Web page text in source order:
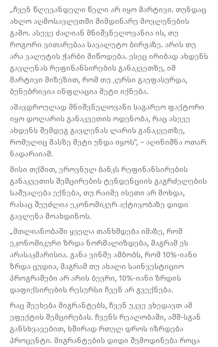
„ჩვენ წლევანდელი წელი არ იყო მარტივი. თუნდაც
ახლო აღმოსავლეთში მიმდინარე მოვლენების
გამო. ასევე ძალიან მნიშვნელოვანია ის, თუ
როგორი ვითარებაა სავალუტო ბირჟაზე. არის თუ
არა ვალუტის ჭარბი მიწოდება. ესეც ირიბად ახდენს
გავლენას რეფინანსირების განაკვეთზე, იმ
მარტივი მიზეზით, რომ თუ კურსი გაუფასურდა,
ბუნებრივია ინფლაცია მეტი იქნება.
ამავდროულად მნიშვნელოვანი საგარეო ფაქტორი
იყო დოლარის განაკვეთის ოდენობა, რაც ასევე
ახდენს შემდეგ გავლენას ლარის განაკვეთზე,
რომელიც მასზე მეტი უნდა იყოს“, – აღინიშნა ოთარ
ნადარაიამ.
მისი თქმით, ეროვნულ ბანკს რეფინანსირების
განაკვეთის შემცირების ტენდენციის გაგრძელების
საშუალება ექნება, თუ რაიმე ისეთი არ მოხდა,
რასაც შეუძლია ეკონომიკურ აქტივობაზე დიდი
გავლენა მოახდინოს.
„მთლიანობაში ყველა თანხმდება იმაზე, რომ
ეკონომიკური ზრდა ნორმალიზდება, მაგრამ ეს
არასაკმარისია. განა ვინმე ამბობს, რომ 10%-იანი
ზრდა ცუდია, მაგრამ თუ ახალი საინვესტიციო
პროგრამები არ არის ბევრი, 10%-იანი ზრდის
დაფიქსირების რესურსი ჩვენ არ გვექნება.
რაც შეეხება მიგრანტებს, ჩვენ უკვე ვხედავთ ამ
ეფექტის შემცირებას. ჩვენს რეალობაში, აშშ-სგან
განსხვავებით, ხშირად რთულ დროს იზრდება
პროცენტი. მიგრანტების დიდი შემოდინება როცა